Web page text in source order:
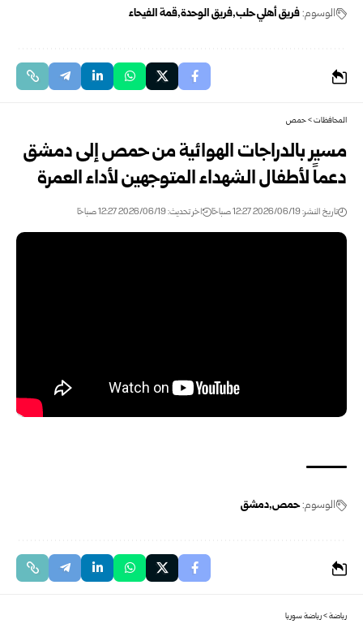
الوسوم:فريق أهلي حلب فريق الوحدة قمة الفيحاء
المحافظات>حمص
مسير بالدراجات الهوائية من حمص إلى دمشق
دعماً لأطفال الشهداء المتوجهين لأداء العمرة
تاريخ النشر: 2026/06/19 12:27 صباحًا اخر تحديث: 2026/06/19 12:27 صباحًا
الوسوم:حمص دمشق
رياضة>رياضة سوريا